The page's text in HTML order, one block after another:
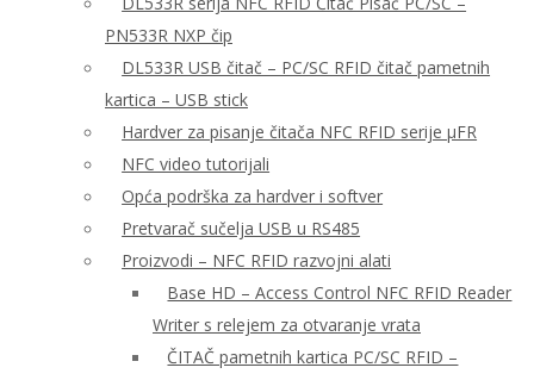
PN533R NXP čip
DL533R USB čitač – PC/SC RFID čitač pametnih
kartica – USB stick
Hardver za pisanje čitača NFC RFID serije μFR
NFC video tutorijali
Opća podrška za hardver i softver
Pretvarač sučelja USB u RS485
Proizvodi – NFC RFID razvojni alati
Base HD – Access Control NFC RFID Reader
Writer s relejem za otvaranje vrata
ČITAČ pametnih kartica PC/SC RFID –